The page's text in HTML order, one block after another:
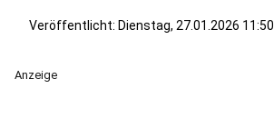
Veröffentlicht: Dienstag, 27.01.2026 11:50
Anzeige